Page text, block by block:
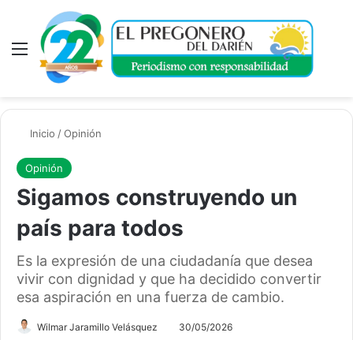
Menú
Inicio /Opinión
Opinión
Sigamos construyendo un
país para todos
Es la expresión de una ciudadanía que desea
vivir con dignidad y que ha decidido convertir
esa aspiración en una fuerza de cambio.
Wilmar Jaramillo Velásquez 30/05/2026